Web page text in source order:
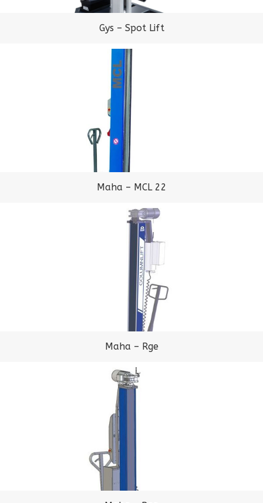
Gys – Spot Lift
Maha – MCL 22
Maha – Rge